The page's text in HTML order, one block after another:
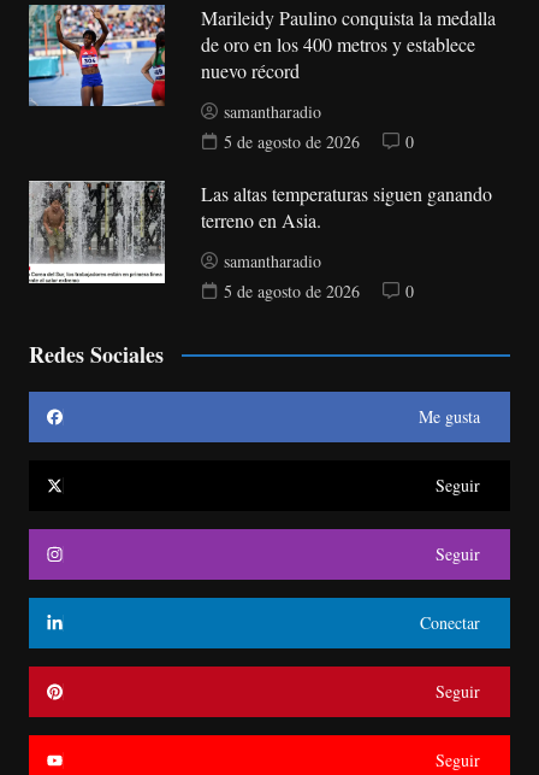
Marileidy Paulino conquista la medalla
de oro en los 400 metros y establece
nuevo récord
samantharadio
5 de agosto de 2026
0
Las altas temperaturas siguen ganando
terreno en Asia.
samantharadio
5 de agosto de 2026
0
Redes Sociales
Me gusta
Seguir
Seguir
Conectar
Seguir
Seguir